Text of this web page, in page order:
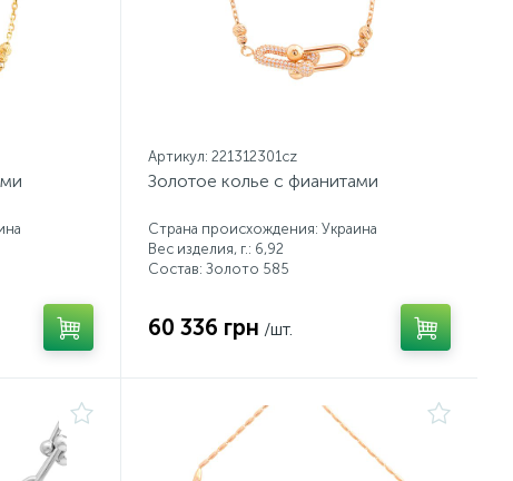
Артикул: 221312301cz
Золотое колье с фианитами
Страна происхождения: Украина
Вес изделия, г.: 6,92
Состав: Золото 585
60 336 грн /шт.